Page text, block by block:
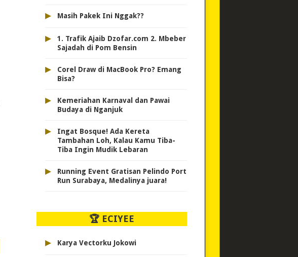
▸ Masih Pakek Ini Nggak??
▸
1. Trafik Ajaib Dzofar.com 2. Mbeber
Sajadah di Pom Bensin
▸
Corel Draw di MacBook Pro? Emang
Bisa?
▸
Kemeriahan Karnaval dan Pawai
Budaya di Nganjuk
▸
Ingat Bosque! Ada Kereta
Tambahan Loh, Kalau Kamu Tiba-
Tiba Ingin Mudik Lebaran
▸
Running Event Gratisan Pelindo Port
Run Surabaya, Medalinya juara!
🏆 ECIYEE
▸ Karya Vectorku Jokowi